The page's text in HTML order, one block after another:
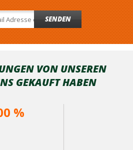
SENDEN
VON UNSEREN
GEKAUFT HABEN
%